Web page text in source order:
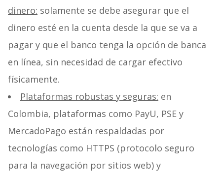
dinero: solamente se debe asegurar que el
dinero esté en la cuenta desde la que se va a
pagar y que el banco tenga la opción de banca
en línea, sin necesidad de cargar efectivo
físicamente.
Plataformas robustas y seguras: en
Colombia, plataformas como PayU, PSE y
MercadoPago están respaldadas por
tecnologías como HTTPS (protocolo seguro
para la navegación por sitios web) y